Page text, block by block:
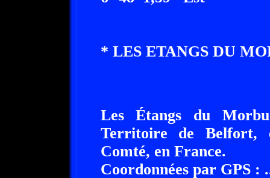
* LES ETANGS DU
Les Étangs du
Territoire de Belfort,
Comté, en France.
Coordonnées par GPS :